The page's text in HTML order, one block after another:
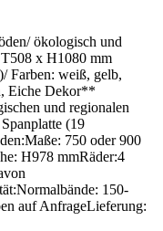
ökologisch und
x H1080 mm
Farben: weiß, gelb,
Eiche Dekor**
und regionalen
(19
750 oder 900
H978 mmRäder:4
150-
auf AnfrageLieferung: